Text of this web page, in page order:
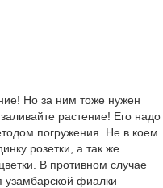
Но за ним тоже нужен
растение! Его надо
погружения. Не в коем
розетки, а так же
В противном случае
узамбарской фиалки